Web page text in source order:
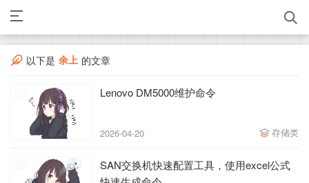
以下是 余上 的文章
Lenovo DM5000维护命令
2026-04-20 存储类
SAN交换机快速配置工具，使用excel公式